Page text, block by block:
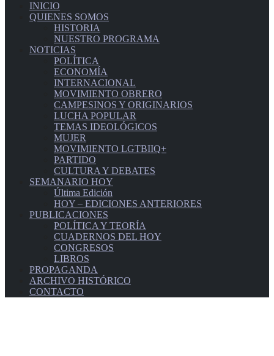
INICIO
QUIENES SOMOS
HISTORIA
NUESTRO PROGRAMA
NOTICIAS
POLÍTICA
ECONOMÍA
INTERNACIONAL
MOVIMIENTO OBRERO
CAMPESINOS Y ORIGINARIOS
LUCHA POPULAR
TEMAS IDEOLÓGICOS
MUJER
MOVIMIENTO LGTBIIQ+
PARTIDO
CULTURA Y DEBATES
SEMANARIO HOY
Última Edición
HOY – EDICIONES ANTERIORES
PUBLICACIONES
POLÍTICA Y TEORÍA
CUADERNOS DEL HOY
CONGRESOS
LIBROS
PROPAGANDA
ARCHIVO HISTÓRICO
CONTACTO